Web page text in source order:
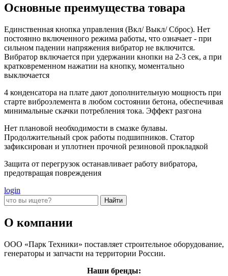
Основные преимущества товара
Единственная кнопка управления (Вкл/ Выкл/ Сброс). Нет
постоянно включенного режима работы, что означает - при
сильном падении напряжения вибратор не включится.
Вибратор включается при удержании кнопки на 2-3 сек, а при
кратковременном нажатии на кнопку, моментально
выключается
4 конденсатора на плате дают дополнительную мощность при
старте виброэлемента в любом состоянии бетона, обеспечивая
минимальные скачки потребления тока. Эффект разгона
Нет плановой необходимости в смазке булавы.
Продолжительный срок работы подшипников. Статор
зафиксирован и уплотнен прочной резиновой прокладкой
Защита от перегрузок останавливает работу вибратора,
предотвращая повреждения
login
О компании
ООО «Парк Техники» поставляет строительное оборудование,
генераторы и запчасти на территории России.
Наши бренды: